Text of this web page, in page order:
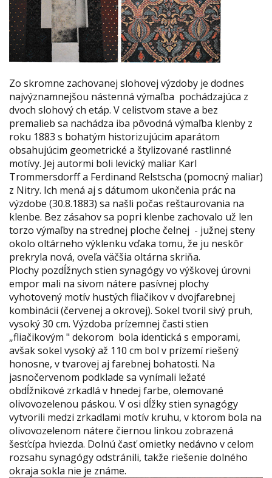
Zo skromne zachovanej slohovej výzdoby je dodnes
najvýznamnejšou nástenná výmaľba pochádzajúca z
dvoch slohový ch etáp. V celistvom stave a bez
premalieb sa nachádza iba pôvodná výmaľba klenby z
roku 1883 s bohatým historizujúcim aparátom
obsahujúcim geometrické a štylizované rastlinné
motívy. Jej autormi boli levický maliar Karl
Trommersdorff a Ferdinand Relstscha (pomocný maliar)
z Nitry. Ich mená aj s dátumom ukončenia prác na
výzdobe (30.8.1883) sa našli počas reštaurovania na
klenbe. Bez zásahov sa popri klenbe zachovalo už len
torzo výmaľby na strednej ploche čelnej - južnej steny
okolo oltárneho výklenku vďaka tomu, že ju neskôr
prekryla nová, oveľa väčšia oltárna skriňa.
Plochy pozdĺžnych stien synagógy vo výškovej úrovni
empor mali na sivom nátere pasívnej plochy
vyhotovený motív hustých fliačikov v dvojfarebnej
kombinácii (červenej a okrovej). Sokel tvoril sivý pruh,
vysoký 30 cm. Výzdoba prízemnej časti stien
„fliačikovým " dekorom bola identická s emporami,
avšak sokel vysoký až 110 cm bol v prízemí riešený
honosne, v tvarovej aj farebnej bohatosti. Na
jasnočervenom podklade sa vynímali ležaté
obdĺžnikové zrkadlá v hnedej farbe, olemované
olivovozelenou páskou. V osi dĺžky stien synagógy
vytvorili medzi zrkadlami motív kruhu, v ktorom bola na
olivovozelenom nátere čiernou linkou zobrazená
šesťcípa hviezda. Dolnú časť omietky nedávno v celom
rozsahu synagógy odstránili, takže riešenie dolného
okraja sokla nie je známe.